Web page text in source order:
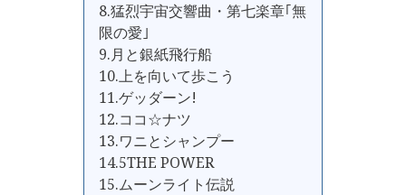
8.猛烈宇宙交響曲・第七楽章｢無
限の愛｣
9.月と銀紙飛行船
10.上を向いて歩こう
11.ゲッダーン!
12.ココ☆ナツ
13.ワニとシャンプー
14.5THE POWER
15.ムーンライト伝説